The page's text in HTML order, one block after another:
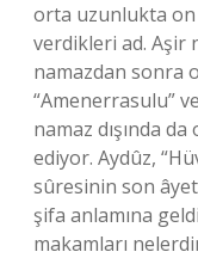
orta uzunlukta
verdikleri ad. Aşir
namazdan sonra
“Amenerrasulu”
namaz dışında
ediyor. Aydûz,
sûresinin son
şifa anlamına
makamları